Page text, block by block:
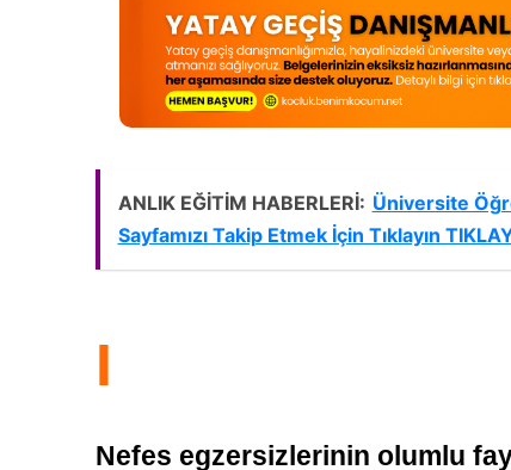
ANLIK EĞİTİM HABERLERİ: Üniversite
Sayfamızı Takip Etmek İçin Tıklayın
I
Nefes egzersizlerinin olumlu